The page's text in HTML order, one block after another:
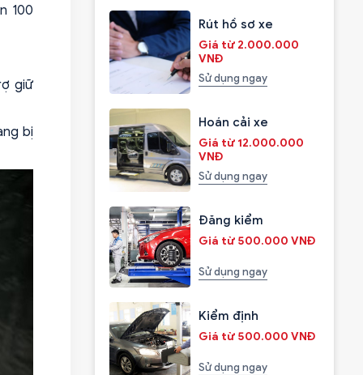
100
giữ
bị
Rút hồ sơ xe
Giá từ 2.000.000
VNĐ
Sử dụng ngay
Hoán cải xe
Giá từ 12.000.000
VNĐ
Sử dụng ngay
Đăng kiểm
Giá từ 500.000 VNĐ
Sử dụng ngay
Kiểm định
Giá từ 500.000 VNĐ
Sử dụng ngay